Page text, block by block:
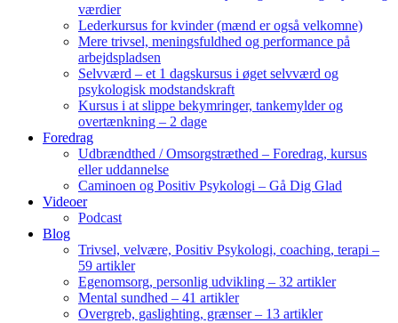
værdier
Lederkursus for kvinder (mænd er også velkomne)
Mere trivsel, meningsfuldhed og performance på
arbejdspladsen
Selvværd – et 1 dagskursus i øget selvværd og
psykologisk modstandskraft
Kursus i at slippe bekymringer, tankemylder og
overtænkning – 2 dage
Foredrag
Udbrændthed / Omsorgstræthed – Foredrag, kursus
eller uddannelse
Caminoen og Positiv Psykologi – Gå Dig Glad
Videoer
Podcast
Blog
Trivsel, velvære, Positiv Psykologi, coaching, terapi –
59 artikler
Egenomsorg, personlig udvikling – 32 artikler
Mental sundhed – 41 artikler
Overgreb, gaslighting, grænser – 13 artikler